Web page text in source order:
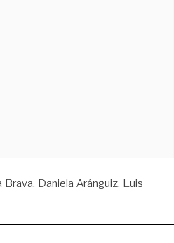
Brava Daniela Aránguiz Luis